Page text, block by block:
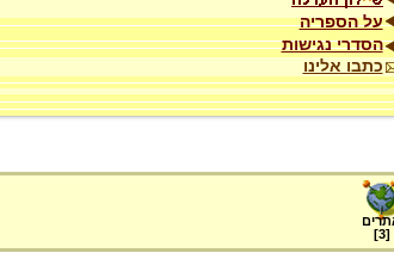
על הספריה
הסדרי נגישות
כתבו אלינו
[
3
]